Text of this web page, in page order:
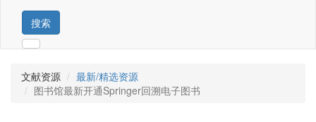
搜索
文献资源
最新/精选资源
图书馆最新开通Springer回溯电子图书